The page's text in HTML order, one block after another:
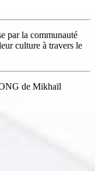
par la communauté
culture à travers le
de Mikhaïl